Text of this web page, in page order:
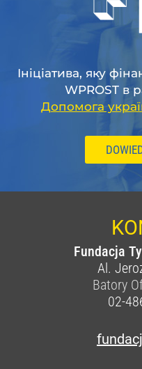
Ініціатива, яку
WPROST в
Допомога
Fundacja
Al.
Batory
02-